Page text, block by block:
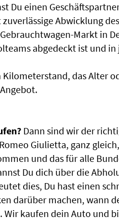
Du einen
Abwicklung
Markt in
abgedeckt ist und in
das Alter
Dann sind wir der
Giulietta, ganz
und das für alle
Du dich über die
dies, Du hast einen
darüber machen, wann
kaufen dein Auto und